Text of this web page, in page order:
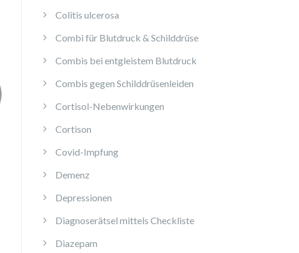
Colitis ulcerosa
Combi für Blutdruck & Schilddrüse
Combis bei entgleistem Blutdruck
Combis gegen Schilddrüsenleiden
Cortisol-Nebenwirkungen
Cortison
Covid-Impfung
Demenz
Depressionen
Diagnoserätsel mittels Checkliste
Diazepam